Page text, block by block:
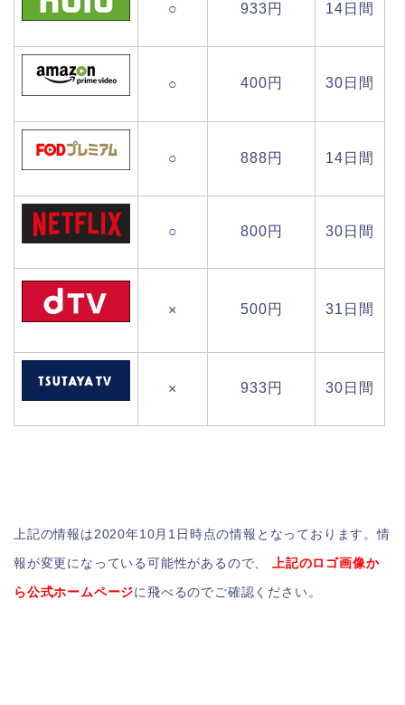
○ 933円 14日間
○ 400円 30日間
○ 888円 14日間
○ 800円 30日間
× 500円 31日間
× 933円 30日間
上記の情報は2020年10月1日時点の情報となっております。情
報が変更になっている可能性があるので、
上記のロゴ画像か
ら公式ホームページに飛べるのでご確認ください。